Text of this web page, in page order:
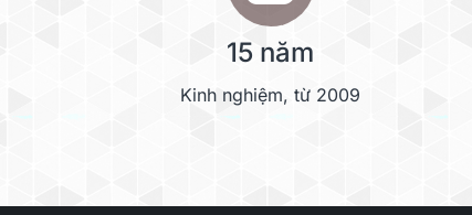
15 năm
Kinh nghiệm, từ 2009